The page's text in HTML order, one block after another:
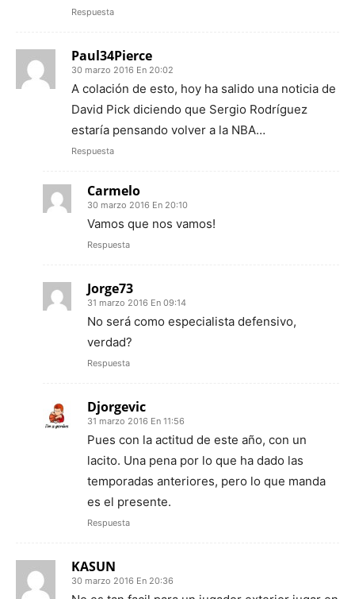
Respuesta
Paul34Pierce
30 marzo 2016 En 20:02
A colación de esto, hoy ha salido una noticia de
David Pick diciendo que Sergio Rodríguez
estaría pensando volver a la NBA…
Respuesta
Carmelo
30 marzo 2016 En 20:10
Vamos que nos vamos!
Respuesta
Jorge73
31 marzo 2016 En 09:14
No será como especialista defensivo,
verdad?
Respuesta
Djorgevic
31 marzo 2016 En 11:56
Pues con la actitud de este año, con un
lacito. Una pena por lo que ha dado las
temporadas anteriores, pero lo que manda
es el presente.
Respuesta
KASUN
30 marzo 2016 En 20:36